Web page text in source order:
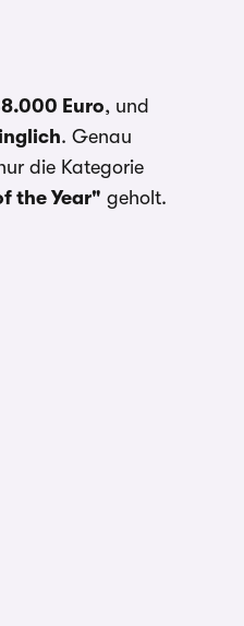
Euro, und
. Genau
die Kategorie
the Year" geholt.